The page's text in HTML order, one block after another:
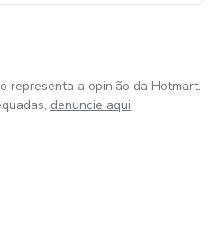
representa a opinião da Hotmart.
denuncie aqui